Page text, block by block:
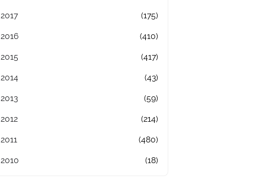
2017 (175)
2016 (410)
2015 (417)
2014 (43)
2013 (59)
2012 (214)
2011 (480)
2010 (18)